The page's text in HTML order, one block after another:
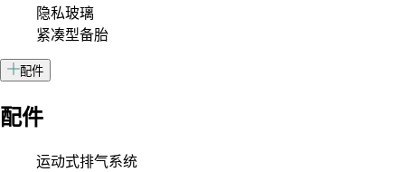
隐私玻璃
紧凑型备胎
配件
配件
运动式排气系统